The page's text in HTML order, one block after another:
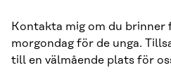
Kontakta mig om du
morgondag för de unga.
till en välmående plats för